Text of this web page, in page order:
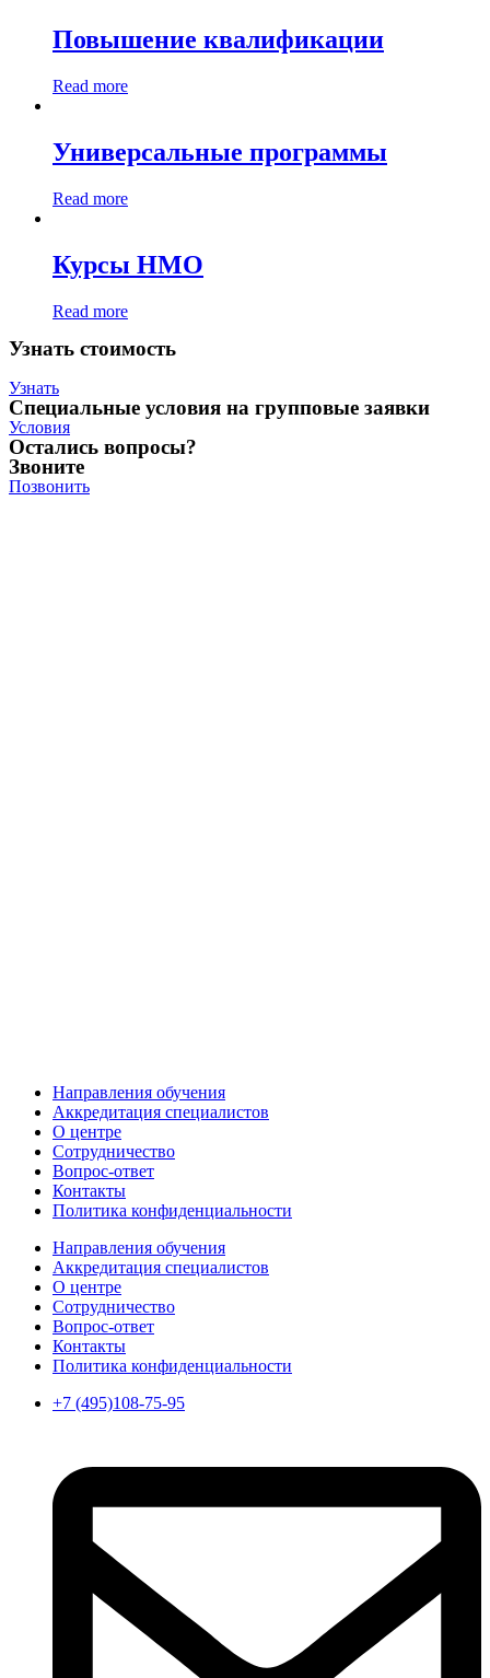
Повышение квалификации
Read more
Универсальные программы
Read more
Курсы НМО
Read more
Узнать стоимость
Узнать
Специальные условия на групповые заявки
Условия
Остались вопросы?
Звоните
Позвонить
Направления обучения
Аккредитация специалистов
О центре
Сотрудничество
Вопрос-ответ
Контакты
Политика конфиденциальности
Направления обучения
Аккредитация специалистов
О центре
Сотрудничество
Вопрос-ответ
Контакты
Политика конфиденциальности
+7 (495)108-75-95